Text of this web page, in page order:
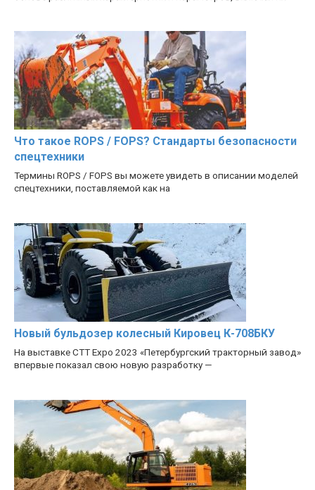
Что такое ROPS / FOPS? Стандарты безопасности
спецтехники
Термины ROPS / FOPS вы можете увидеть в описании моделей
спецтехники, поставляемой как на
Новый бульдозер колесный Кировец К-708БКУ
На выставке CTT Expo 2023 «Петербургский тракторный завод»
впервые показал свою новую разработку —